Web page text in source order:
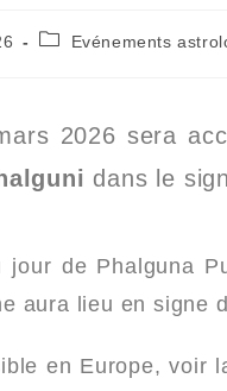
Evénements
2026 sera
dans le
de Phalguna
aura lieu en signe
en Europe, voir